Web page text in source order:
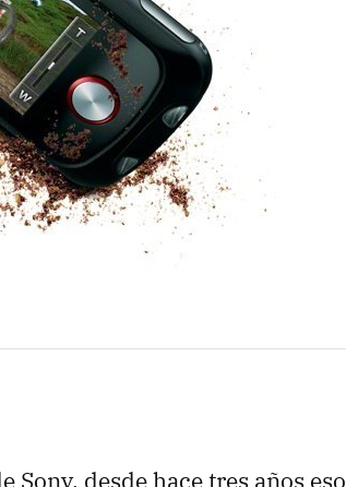
Sony, desde hace tres años eso